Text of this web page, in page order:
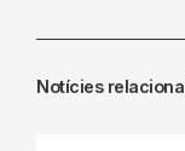
Notícies